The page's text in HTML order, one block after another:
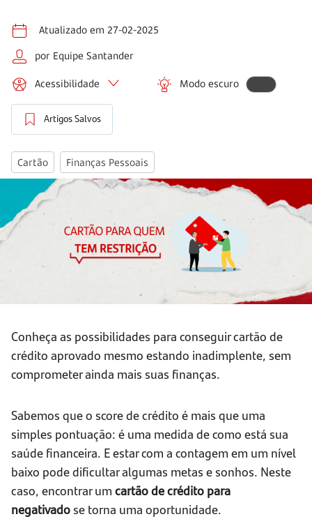
Atualizado em 27-02-2025
por Equipe Santander
Acessibilidade Modo escuro
Artigos Salvos
Cartão Finanças Pessoais
Conheça as possibilidades para conseguir cartão de
crédito aprovado mesmo estando inadimplente, sem
comprometer ainda mais suas finanças.
Sabemos que o score de crédito é mais que uma
simples pontuação: é uma medida de como está sua
saúde financeira. E estar com a contagem em um nível
baixo pode dificultar algumas metas e sonhos. Neste
caso, encontrar um cartão de crédito para
negativado se torna uma oportunidade.